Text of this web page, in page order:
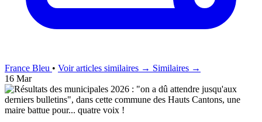
France Bleu • Voir articles similaires → Similaires →
16 Mar